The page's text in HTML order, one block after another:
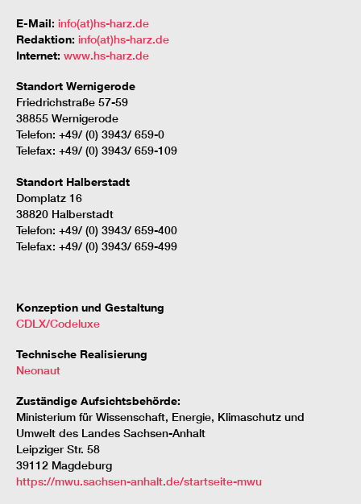
E-Mail: info(at)hs-harz.de
Redaktion: info(at)hs-harz.de
Internet: www.hs-harz.de
Standort Wernigerode
Friedrichstraße 57-59
38855 Wernigerode
Telefon: +49/ (0) 3943/ 659-0
Telefax: +49/ (0) 3943/ 659-109
Standort Halberstadt
Domplatz 16
38820 Halberstadt
Telefon: +49/ (0) 3943/ 659-400
Telefax: +49/ (0) 3943/ 659-499
Konzeption und Gestaltung
CDLX/Codeluxe
Technische Realisierung
Neonaut
Zuständige Aufsichtsbehörde:
Ministerium für Wissenschaft, Energie, Klimaschutz und
Umwelt des Landes Sachsen-Anhalt
Leipziger Str. 58
39112 Magdeburg
https://mwu.sachsen-anhalt.de/startseite-mwu